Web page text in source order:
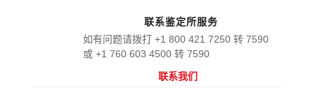
联系鉴定所服务
如有问题请拨打 +1 800 421 7250 转 7590
或 +1 760 603 4500 转 7590
联系我们